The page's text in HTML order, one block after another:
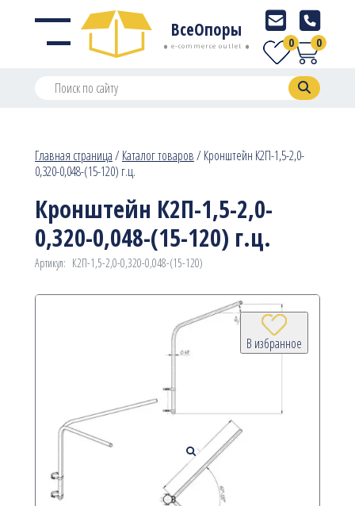
ВсеОпоры
e-commerce outlet 0
0
Главная страница/Каталог товаров/Кронштейн К2П-1,5-2,0-
0,320-0,048-(15-120) г.ц.
Кронштейн К2П-1,5-2,0-
0,320-0,048-(15-120) г.ц.
Артикул: К2П-1,5-2,0-0,320-0,048-(15-120)
В избранное